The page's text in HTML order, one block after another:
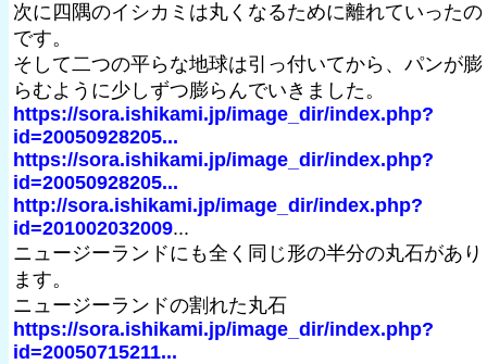
次に四隅のイシカミは丸くなるために離れていったの
です。
そして二つの平らな地球は引っ付いてから、パンが膨
らむように少しずつ膨らんでいきました。
https://sora.ishikami.jp/image_dir/index.php?
id=20050928205...
https://sora.ishikami.jp/image_dir/index.php?
id=20050928205...
http://sora.ishikami.jp/image_dir/index.php?
id=201002032009...
ニュージーランドにも全く同じ形の半分の丸石があり
ます。
ニュージーランドの割れた丸石
https://sora.ishikami.jp/image_dir/index.php?
id=20050715211...